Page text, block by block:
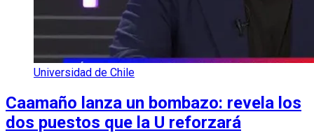
Universidad de Chile
Caamaño lanza un bombazo: revela los
dos puestos que la U reforzará